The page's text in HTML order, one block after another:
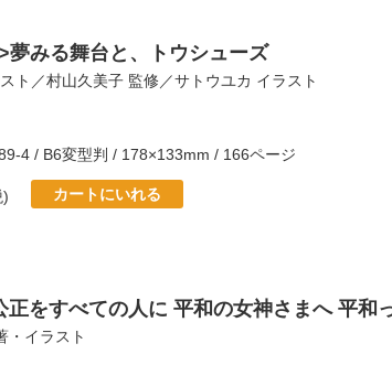
みる舞台と、トウシューズ
ト／村山久美子 監修／サトウユカ イラスト
4 / B6変型判 / 178×133mm / 166ページ
) カートにいれる
正をすべての人に 平和の女神さまへ 平和
・イラスト